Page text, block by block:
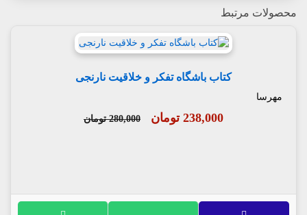
محصولات مرتبط
کتاب باشگاه تفکر و خلاقیت نارنجی
مهرسا
238,000 تومان 280,000 تومان